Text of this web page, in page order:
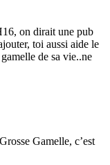
on dirait une pub
toi aussi aide le
de sa vie..ne
Gamelle, c’est